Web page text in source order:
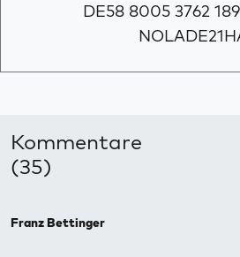
DE58 8005 3762
Kommentare
(35)
Franz Bettinger